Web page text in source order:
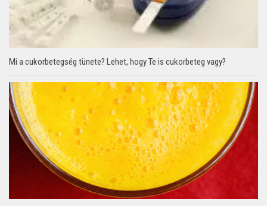
Mi a cukorbetegség tünete? Lehet, hogy Te is cukorbeteg vagy?